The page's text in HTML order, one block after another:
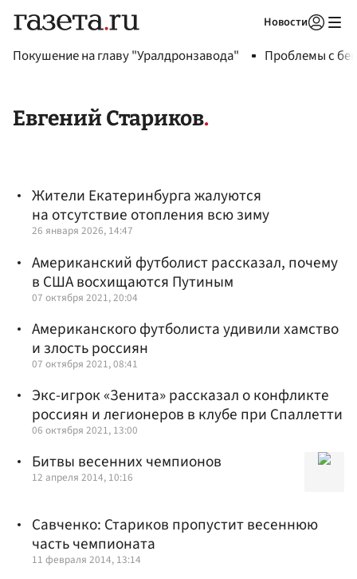
Новости
Покушение на главу "Уралдронзавода" Проблемы с
Евгений Стариков
Жители Екатеринбурга жалуются
на отсутствие отопления всю зиму
26 января 2026, 14:47
Американский футболист рассказал, почему
в США восхищаются Путиным
07 октября 2021, 20:04
Американского футболиста удивили хамство
и злость россиян
07 октября 2021, 08:41
Экс-игрок «Зенита» рассказал о конфликте
россиян и легионеров в клубе при Спаллетти
06 октября 2021, 13:00
Битвы весенних чемпионов
12 апреля 2014, 10:16
Савченко: Стариков пропустит весеннюю
часть чемпионата
11 февраля 2014, 13:14